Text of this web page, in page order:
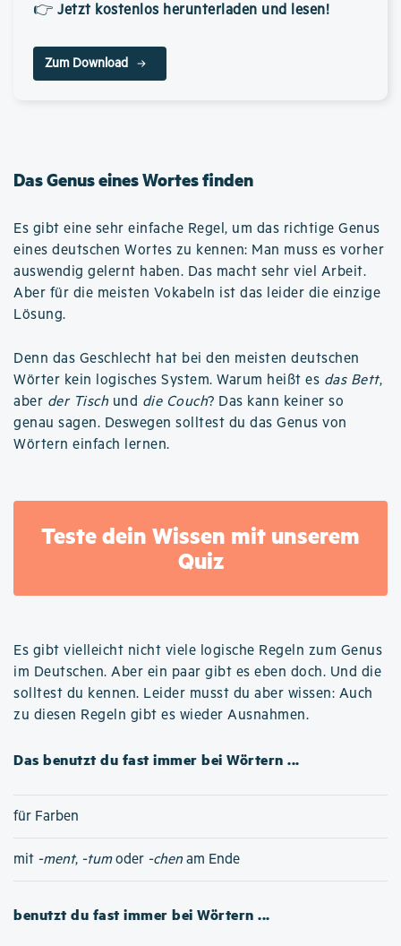
👉 Jetzt kostenlos herunterladen und lesen!
Zum Download
Das Genus eines Wortes finden
Es gibt eine sehr einfache Regel, um das richtige Genus
eines deutschen Wortes zu kennen: Man muss es vorher
auswendig gelernt haben. Das macht sehr viel Arbeit.
Aber für die meisten Vokabeln ist das leider die einzige
Lösung.
Denn das Geschlecht hat bei den meisten deutschen
Wörter kein logisches System. Warum heißt es das Bett,
aber der Tisch und die Couch? Das kann keiner so
genau sagen. Deswegen solltest du das Genus von
Wörtern einfach lernen.
Teste dein Wissen mit unserem
Quiz
Es gibt vielleicht nicht viele logische Regeln zum Genus
im Deutschen. Aber ein paar gibt es eben doch. Und die
solltest du kennen. Leider musst du aber wissen: Auch
zu diesen Regeln gibt es wieder Ausnahmen.
Das benutzt du fast immer bei Wörtern ...
für Farben
mit -ment, -tumoder -chen am Ende
benutzt du fast immer bei Wörtern ...